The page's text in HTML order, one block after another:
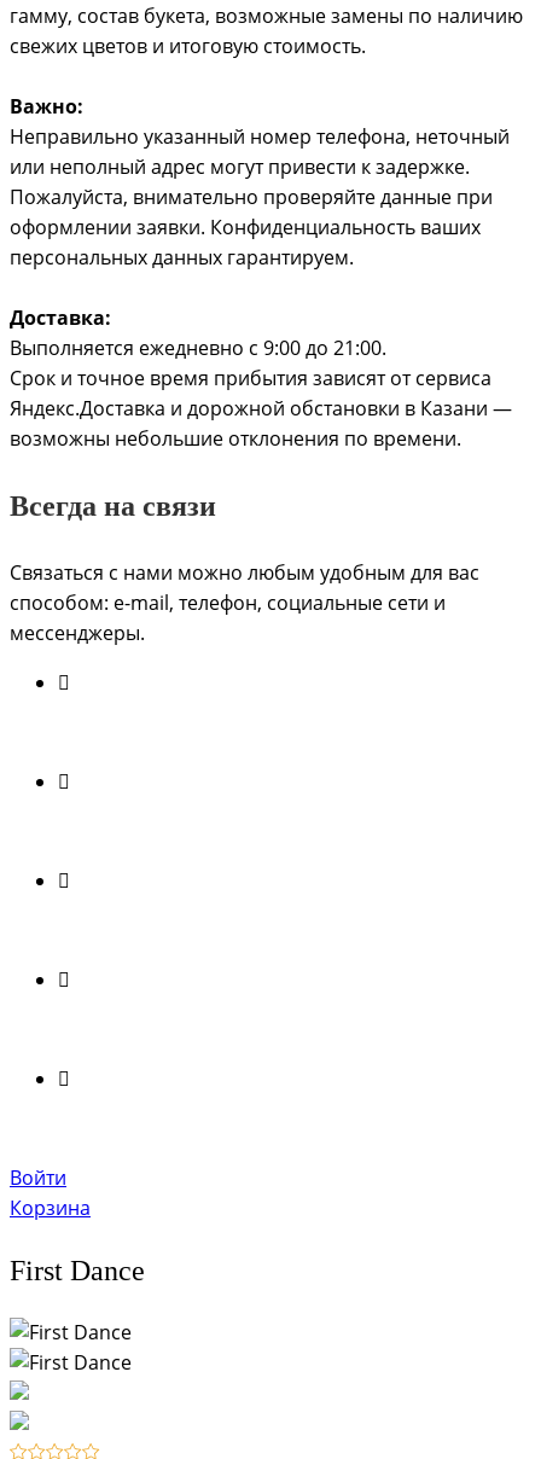
гамму, состав букета, возможные замены по наличию
свежих цветов и итоговую стоимость.
Важно:
Неправильно указанный номер телефона, неточный
или неполный адрес могут привести к задержке.
Пожалуйста, внимательно проверяйте данные при
оформлении заявки. Конфиденциальность ваших
персональных данных гарантируем.
Доставка:
Выполняется ежедневно с 9:00 до 21:00.
Срок и точное время прибытия зависят от сервиса
Яндекс.Доставка и дорожной обстановки в Казани —
возможны небольшие отклонения по времени.
Всегда на связи
Связаться с нами можно любым удобным для вас
способом: e-mail, телефон, социальные сети и
мессенджеры.
Войти
Корзина
First Dance